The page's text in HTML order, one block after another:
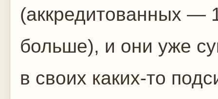
(аккредитованных —
больше), и они уже
в своих каких-то